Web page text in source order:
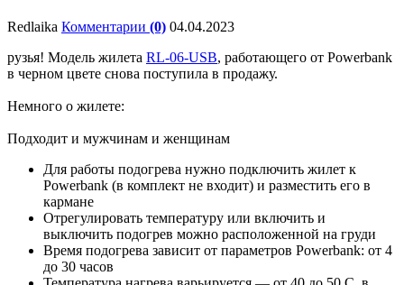
Redlaika Комментарии (0) 04.04.2023
рузья! Модель жилета RL-06-USB, работающего от Powerbank
в черном цвете снова поступила в продажу.
Немного о жилете:
Подходит и мужчинам и женщинам
Для работы подогрева нужно подключить жилет к
Powerbank (в комплект не входит) и разместить его в
кармане
Отрегулировать температуру или включить и
выключить подогрев можно расположенной на груди
Время подогрева зависит от параметров Powerbank: от 4
до 30 часов